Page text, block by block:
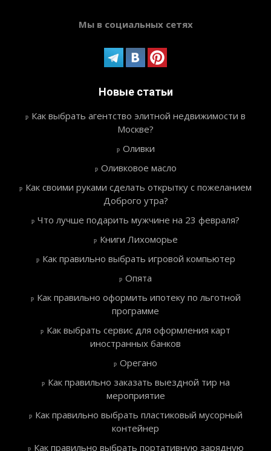
Мы в социальных сетях
Новые статьи
Как выбрать агентство элитной недвижимости в
Москве?
Оливки
Оливковое масло
Как своими руками сделать открытку с пожеланием
Доброго утра?
Что лучше подарить мужчине на 23 февраля?
Книги Лихоморье
Как правильно выбрать игровой компьютер
Опята
Как правильно оформить ипотеку по льготной
программе
Как выбрать сервис для оформления карт
иностранных банков
Орегано
Как правильно заказать выездной тир на
мероприятие
Как правильно выбрать пластиковый мусорный
контейнер
Как правильно выбрать портативную зарядную